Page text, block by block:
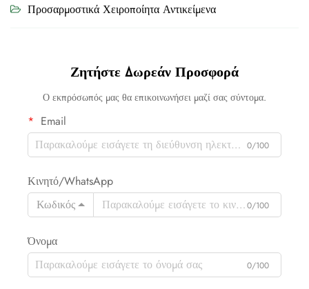
Προσαρμοστικά Χειροποίητα Αντικείμενα
Ζητήστε Δωρεάν Προσφορά
Ο εκπρόσωπός μας θα επικοινωνήσει μαζί σας σύντομα.
Email
0/100
Κινητό/WhatsApp
Κωδικός
0/100
Όνομα
0/100